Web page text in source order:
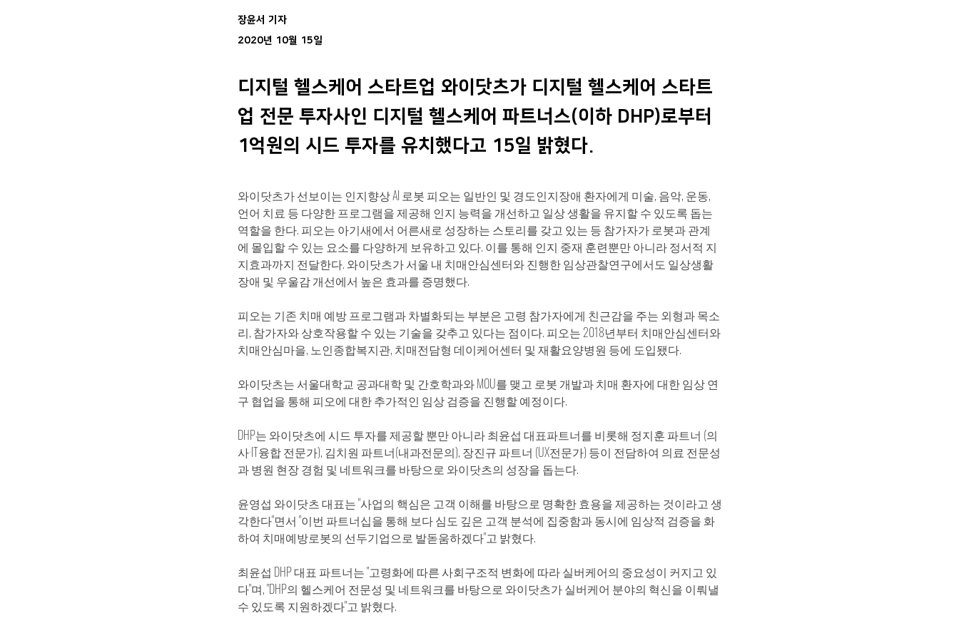
장윤서 기자
2020년 10월 15일
디지털 헬스케어 스타트업 와이닷츠가 디지털 헬스케어 스타트
업 전문 투자사인 디지털 헬스케어 파트너스(이하 DHP)로부터
1억원의 시드 투자를 유치했다고 15일 밝혔다.
와이닷츠가 선보이는 인지향상 AI 로봇 피오는 일반인 및 경도인지장애 환자에게 미술, 음악, 운동,
언어 치료 등 다양한 프로그램을 제공해 인지 능력을 개선하고 일상 생활을 유지할 수 있도록 돕는
역할을 한다. 피오는 아기새에서 어른새로 성장하는 스토리를 갖고 있는 등 참가자가 로봇과 관계
에 몰입할 수 있는 요소를 다양하게 보유하고 있다. 이를 통해 인지 중재 훈련뿐만 아니라 정서적 지
지효과까지 전달한다. 와이닷츠가 서울 내 치매안심센터와 진행한 임상관찰연구에서도 일상생활
장애 및 우울감 개선에서 높은 효과를 증명했다.
피오는 기존 치매 예방 프로그램과 차별화되는 부분은 고령 참가자에게 친근감을 주는 외형과 목소
리, 참가자와 상호작용할 수 있는 기술을 갖추고 있다는 점이다. 피오는 2018년부터 치매안심센터와
치매안심마을, 노인종합복지관, 치매전담형 데이케어센터 및 재활요양병원 등에 도입됐다.
와이닷츠는 서울대학교 공과대학 및 간호학과와 MOU를 맺고 로봇 개발과 치매 환자에 대한 임상 연
구 협업을 통해 피오에 대한 추가적인 임상 검증을 진행할 예정이다.
DHP는 와이닷츠에 시드 투자를 제공할 뿐만 아니라 최윤섭 대표파트너를 비롯해 정지훈 파트너 (의
사·IT융합 전문가), 김치원 파트너(내과전문의), 장진규 파트너 (UX전문가) 등이 전담하여 의료 전문성
과 병원 현장 경험 및 네트워크를 바탕으로 와이닷츠의 성장을 돕는다.
윤영섭 와이닷츠 대표는 "사업의 핵심은 고객 이해를 바탕으로 명확한 효용을 제공하는 것이라고 생
각한다"면서 "이번 파트너십을 통해 보다 심도 깊은 고객 분석에 집중함과 동시에 임상적 검증을 화
하여 치매예방로봇의 선두기업으로 발돋움하겠다"고 밝혔다.
최윤섭 DHP 대표 파트너는 "고령화에 따른 사회구조적 변화에 따라 실버케어의 중요성이 커지고 있
다"며, "DHP의 헬스케어 전문성 및 네트워크를 바탕으로 와이닷츠가 실버케어 분야의 혁신을 이뤄낼
수 있도록 지원하겠다"고 밝혔다.